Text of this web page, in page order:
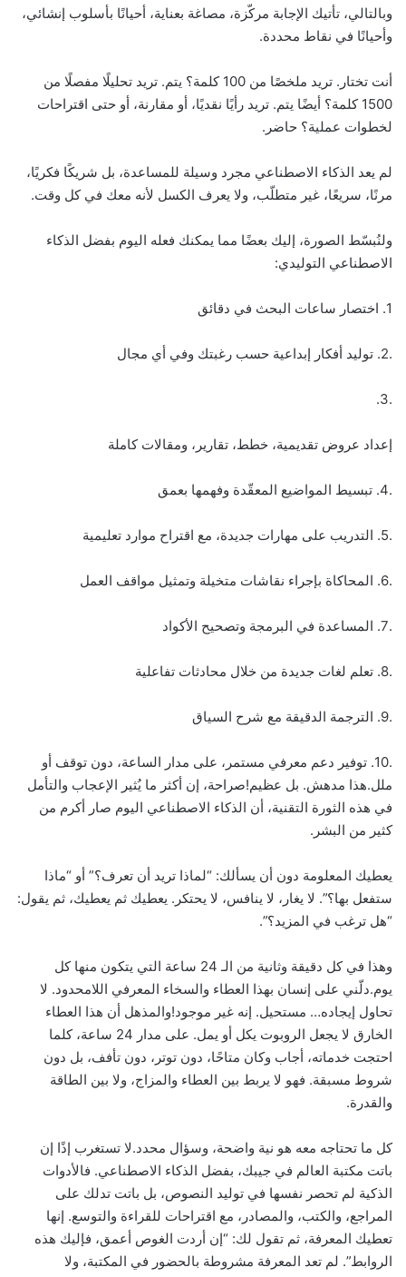
وبالتالي، تأتيك الإجابة مركّزة، مصاغة بعناية، أحيانًا بأسلوب إنشائي،
وأحيانًا في نقاط محددة.
أنت تختار. تريد ملخصًا من 100 كلمة؟ يتم. تريد تحليلًا مفصلًا من
1500 كلمة؟ أيضًا يتم. تريد رأيًا نقديًا، أو مقارنة، أو حتى اقتراحات
لخطوات عملية؟ حاضر.
لم يعد الذكاء الاصطناعي مجرد وسيلة للمساعدة، بل شريكًا فكريًا،
مرنًا، سريعًا، غير متطلّب، ولا يعرف الكسل لأنه معك في كل وقت.
ولنُبسّط الصورة، إليك بعضًا مما يمكنك فعله اليوم بفضل الذكاء
الاصطناعي التوليدي:
1. اختصار ساعات البحث في دقائق
.2. توليد أفكار إبداعية حسب رغبتك وفي أي مجال
.3.
إعداد عروض تقديمية، خطط، تقارير، ومقالات كاملة
.4. تبسيط المواضيع المعقّدة وفهمها بعمق
.5. التدريب على مهارات جديدة، مع اقتراح موارد تعليمية
.6. المحاكاة بإجراء نقاشات متخيلة وتمثيل مواقف العمل
.7. المساعدة في البرمجة وتصحيح الأكواد
.8. تعلم لغات جديدة من خلال محادثات تفاعلية
.9. الترجمة الدقيقة مع شرح السياق
.10. توفير دعم معرفي مستمر، على مدار الساعة، دون توقف أو
ملل.هذا مدهش. بل عظيم!صراحة، إن أكثر ما يُثير الإعجاب والتأمل
في هذه الثورة التقنية، أن الذكاء الاصطناعي اليوم صار أكرم من
كثير من البشر.
يعطيك المعلومة دون أن يسألك: “لماذا تريد أن تعرف؟” أو “ماذا
ستفعل بها؟”. لا يغار، لا ينافس، لا يحتكر. يعطيك ثم يعطيك، ثم يقول:
“هل ترغب في المزيد؟”.
وهذا في كل دقيقة وثانية من الـ 24 ساعة التي يتكون منها كل
يوم.دلّني على إنسان بهذا العطاء والسخاء المعرفي اللامحدود. لا
تحاول إيجاده… مستحيل. إنه غير موجود!والمذهل أن هذا العطاء
الخارق لا يجعل الروبوت يكل أو يمل. على مدار 24 ساعة، كلما
احتجت خدماته، أجاب وكان متاحًا، دون توتر، دون تأفف، بل دون
شروط مسبقة. فهو لا يربط بين العطاء والمزاج، ولا بين الطاقة
والقدرة.
كل ما تحتاجه معه هو نية واضحة، وسؤال محدد.لا تستغرب إذًا إن
باتت مكتبة العالم في جيبك، بفضل الذكاء الاصطناعي. فالأدوات
الذكية لم تحصر نفسها في توليد النصوص، بل باتت تدلك على
المراجع، والكتب، والمصادر، مع اقتراحات للقراءة والتوسع. إنها
تعطيك المعرفة، ثم تقول لك: “إن أردت الغوص أعمق، فإليك هذه
الروابط”. لم تعد المعرفة مشروطة بالحضور في المكتبة، ولا